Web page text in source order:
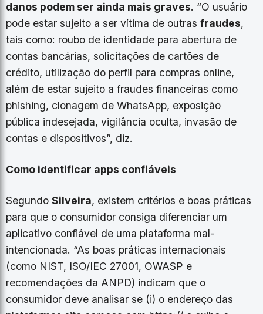
danos podem ser ainda mais graves. “O usuário
pode estar sujeito a ser vítima de outras fraudes,
tais como: roubo de identidade para abertura de
contas bancárias, solicitações de cartões de
crédito, utilização do perfil para compras online,
além de estar sujeito a fraudes financeiras como
phishing, clonagem de WhatsApp, exposição
pública indesejada, vigilância oculta, invasão de
contas e dispositivos”, diz.
Como identificar apps confiáveis
Segundo Silveira, existem critérios e boas práticas
para que o consumidor consiga diferenciar um
aplicativo confiável de uma plataforma mal-
intencionada. “As boas práticas internacionais
(como NIST, ISO/IEC 27001, OWASP e
recomendações da ANPD) indicam que o
consumidor deve analisar se (i) o endereço das